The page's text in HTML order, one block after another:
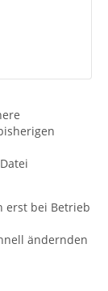
erst bei Betrieb
ändernden